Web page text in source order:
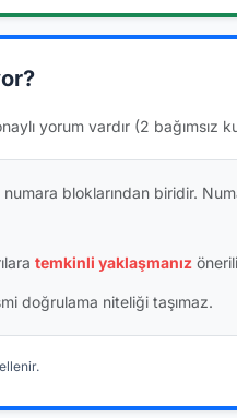
yorum vardır (2 bağımsız
bloklarından biridir.
temkinli yaklaşmanız
doğrulama niteliği taşımaz.